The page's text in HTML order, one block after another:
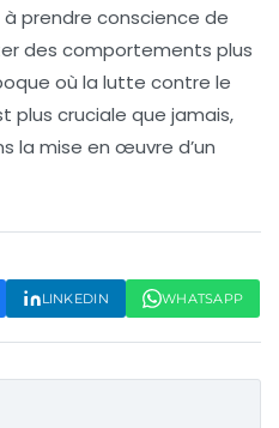
prendre conscience de
des comportements plus
où la lutte contre le
plus cruciale que jamais,
la mise en œuvre d’un
LINKEDIN WHATSAPP